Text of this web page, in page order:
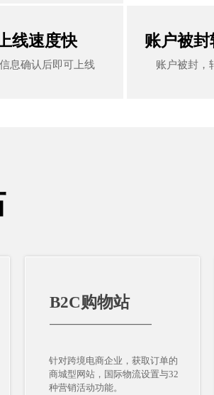
线速度快
息确认后即可上线
线速度快
息确认后即可上线
账户被
账户被封，
账户被封
账户被封，
B2C购物站
————————————
针对跨境电商企业，获取订单的
商城型网站，国际物流设置与32
种营销活动功能。
B2C购物站
————————————
针对跨境电商企业，获取订单的
商城型网站，国际物流设置与32
种营销活动功能。